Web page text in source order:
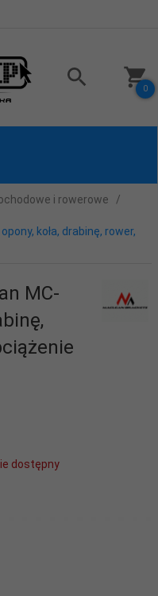
0
i rowerowe
koła, drabinę, rower,
MC-
dostępny